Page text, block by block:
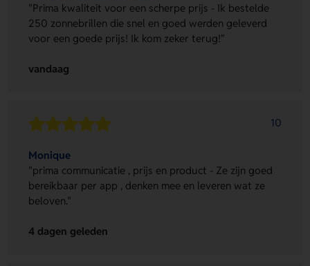
"Prima kwaliteit voor een scherpe prijs - Ik bestelde
250 zonnebrillen die snel en goed werden geleverd
voor een goede prijs! Ik kom zeker terug!"
vandaag
10
Monique
"prima communicatie , prijs en product - Ze zijn goed
bereikbaar per app , denken mee en leveren wat ze
beloven."
4 dagen geleden